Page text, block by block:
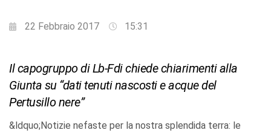
22 Febbraio 2017 15:31
Il capogruppo di Lb-Fdi chiede chiarimenti alla
Giunta su “dati tenuti nascosti e acque del
Pertusillo nere”
&ldquo;Notizie nefaste per la nostra splendida terra: le